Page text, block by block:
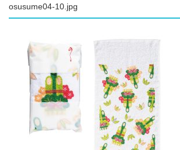
osusume04-10.jpg